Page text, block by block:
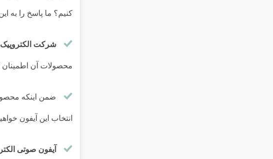
کنیم؟ ما پاسخ را به
شرکت الکتروپیک
محصولات آن اطمینان
ضمن اینکه
انتخاب این آیفون
آیفون صوتی